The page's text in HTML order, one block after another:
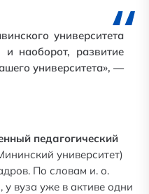
университета
наоборот, развитие
университета», —
педагогический
университет)
По словам и. о.
вуза уже в активе одни